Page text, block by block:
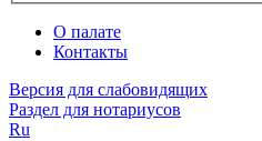
О палате
Контакты
Версия для слабовидящих
Раздел для нотариусов
Ru